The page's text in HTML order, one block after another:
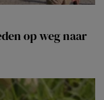
op weg naar